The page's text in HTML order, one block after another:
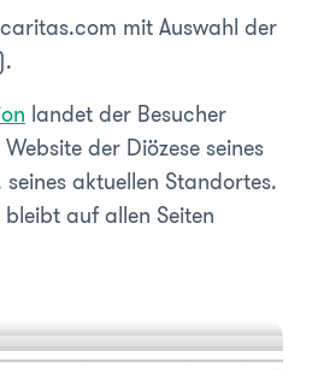
mit Auswahl der
landet der Besucher
der Diözese seines
aktuellen Standortes.
auf allen Seiten